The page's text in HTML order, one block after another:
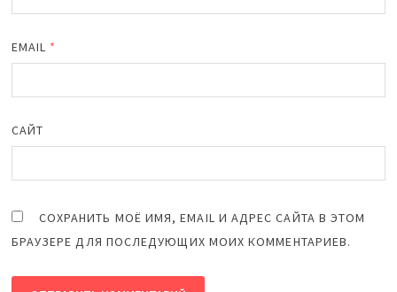
EMAIL *
САЙТ
СОХРАНИТЬ МОЁ ИМЯ, EMAIL И АДРЕС САЙТА В ЭТОМ
БРАУЗЕРЕ ДЛЯ ПОСЛЕДУЮЩИХ МОИХ КОММЕНТАРИЕВ.